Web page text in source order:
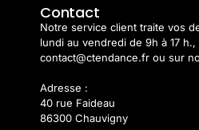
Contact
Notre service client traite vos
lundi au vendredi de 9h à 17 h.,
contact@ctendance.fr ou sur
Adresse :
40 rue Faideau
86300 Chauvigny